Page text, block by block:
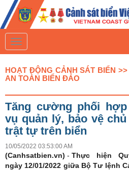
T
o
g
l
v
g
a
t
i
o
n
HOẠT ĐỘNG CẢNH SÁT BIỂN
AN TOÀN BIỂN ĐẢO
Tăng cường phối
vụ quản lý, bảo vệ
trật tự trên biển
10/05/2022 03:53:00 AM
(Canhsatbien.vn) - Thực hiện
ngày 12/01/2022 giữa Bộ Tư lệnh